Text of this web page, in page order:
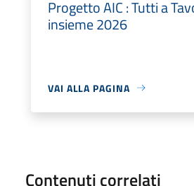
Progetto AIC : Tutti a
insieme 2026
VAI ALLA PAGINA
Contenuti correlati